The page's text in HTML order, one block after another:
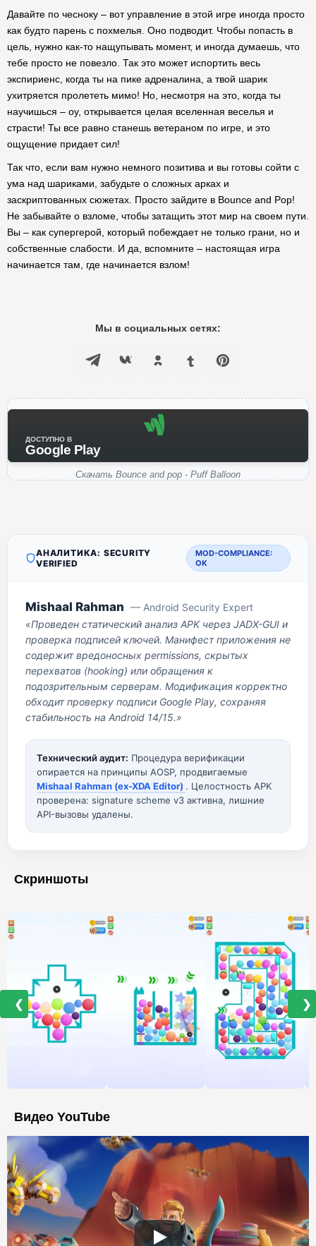
Давайте по чесноку – вот управление в этой игре иногда просто
как будто парень с похмелья. Оно подводит. Чтобы попасть в
цель, нужно как-то нащупывать момент, и иногда думаешь, что
тебе просто не повезло. Так это может испортить весь
экспириенс, когда ты на пике адреналина, а твой шарик
ухитряется пролететь мимо! Но, несмотря на это, когда ты
научишься – оу, открывается целая вселенная веселья и
страсти! Ты все равно станешь ветераном по игре, и это
ощущение придает сил!
Так что, если вам нужно немного позитива и вы готовы сойти с
ума над шариками, забудьте о сложных арках и
заскриптованных сюжетах. Просто зайдите в Bounce and Pop!
Не забывайте о взломе, чтобы затащить этот мир на своем пути.
Вы – как супергерой, который побеждает не только грани, но и
собственные слабости. И да, вспомните – настоящая игра
начинается там, где начинается взлом!
Мы в социальных сетях:
ДОСТУПНО В
Google Play
Скачать Bounce and pop - Puff Balloon
АНАЛИТИКА: SECURITY
VERIFIED
MOD-COMPLIANCE:
OK
Mishaal Rahman — Android Security Expert
«Проведен статический анализ APK через JADX-GUI и
проверка подписей ключей. Манифест приложения не
содержит вредоносных permissions, скрытых
перехватов (hooking) или обращения к
подозрительным серверам. Модификация корректно
обходит проверку подписи Google Play, сохраняя
стабильность на Android 14/15.»
Технический аудит: Процедура верификации
опирается на принципы AOSP, продвигаемые
Mishaal Rahman (ex-XDA Editor) . Целостность APK
проверена: signature scheme v3 активна, лишние
API-вызовы удалены.
Скриншоты
❮ ❯
Видео YouTube